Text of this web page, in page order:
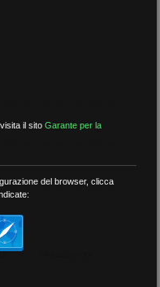
il sitoGarante per la
del browser, clicca